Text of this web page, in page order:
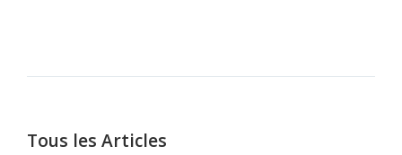
Tous les Articles